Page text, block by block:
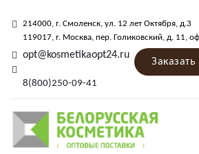
214000, г. Смоленск, ул. 12 лет Октября, д.3
119017, г. Москва, пер. Голиковский, д. 11,
opt@kosmetikaopt24.ru
8(800)250-09-41
Заказать